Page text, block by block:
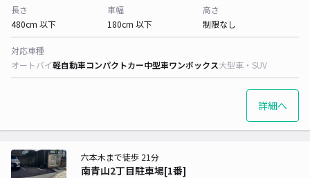
長さ
480cm 以下
車幅
180cm 以下
高さ
制限なし
対応車種
オートバイ軽自動車コンパクトカー中型車ワンボックス大型車・SUV
詳細へ
南青山2丁目駐車場[1番]
六本木まで徒歩 21分